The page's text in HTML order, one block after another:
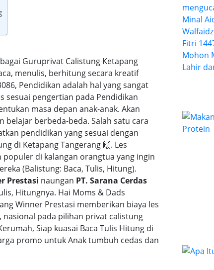
Guruprivat Calistung Ketapang
menulis, berhitung secara kreatif
Pendidikan adalah hal yang sangat
sesuai pengertian pada Pendidikan
masa depan anak-anak. Akan
berbeda-beda. Salah satu cara
pendidikan yang sesuai dengan
di Ketapang Tangerang 🙌. Les
di kalangan orangtua yang ingin
(Balistung: Baca, Tulis, Hitung).
Prestasi naungan PT. Sarana Cerdas
Hitungnya. Hai Moms & Dads
Winner Prestasi memberikan biaya les
pada pilihan privat calistung
Siap kuasai Baca Tulis Hitung di
promo untuk Anak tumbuh cedas dan